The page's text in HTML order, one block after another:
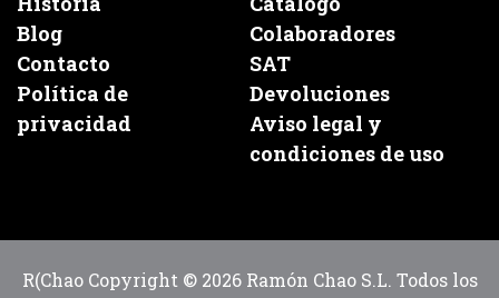
Blog
Colaboradores
Contacto
SAT
Política de
privacidad
Devoluciones
Aviso legal y
condiciones de uso
R(Chao Copyright © 2026 Ramón Chao S.L. Todos los